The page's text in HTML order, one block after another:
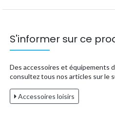
S'informer sur ce
Des accessoires et équipements
consultez tous nos articles sur le
Accessoires loisirs